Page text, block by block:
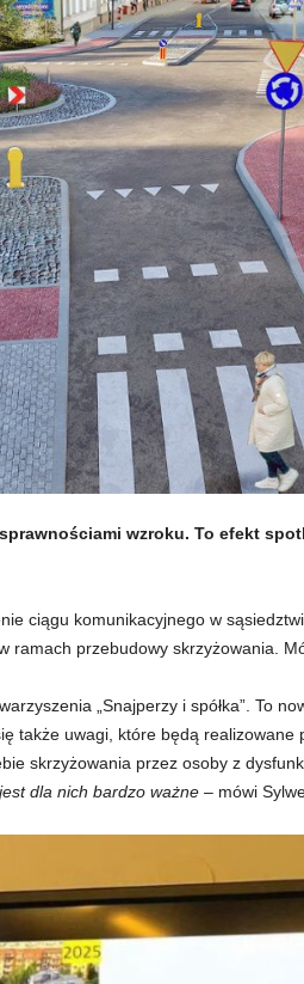
wzroku. To efekt
ciągu komunikacyjnego w
przebudowy skrzyżowania.
„Snajperzy i spółka”. To
także uwagi, które będą
skrzyżowania przez osoby z
dla nich bardzo ważne– mówi